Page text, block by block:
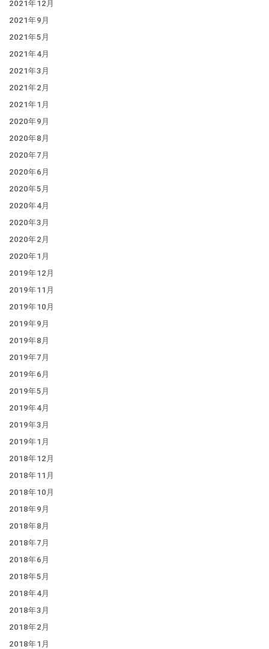
2021年12月
2021年9月
2021年5月
2021年4月
2021年3月
2021年2月
2021年1月
2020年9月
2020年8月
2020年7月
2020年6月
2020年5月
2020年4月
2020年3月
2020年2月
2020年1月
2019年12月
2019年11月
2019年10月
2019年9月
2019年8月
2019年7月
2019年6月
2019年5月
2019年4月
2019年3月
2019年1月
2018年12月
2018年11月
2018年10月
2018年9月
2018年8月
2018年7月
2018年6月
2018年5月
2018年4月
2018年3月
2018年2月
2018年1月